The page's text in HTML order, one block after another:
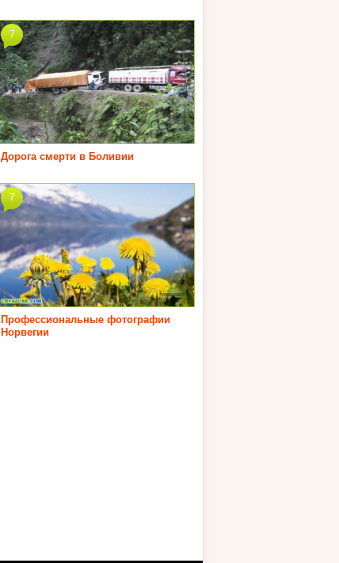
Дорога смерти в Боливии
7
Профессиональные фотографии
Норвегии
7